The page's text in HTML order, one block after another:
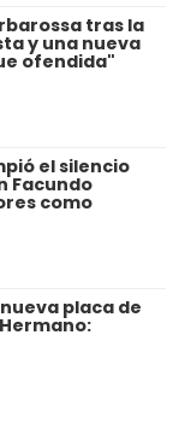
tras la
y una nueva
ofendida"
el silencio
Facundo
como
placa de